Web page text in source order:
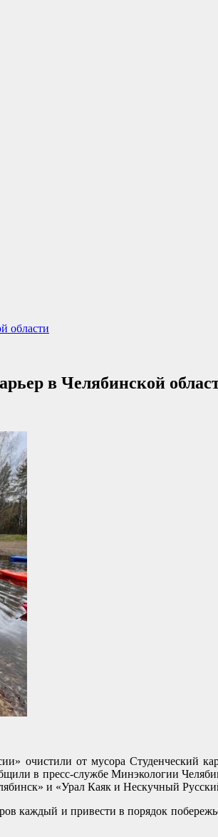
области
в Челябинской
очистили от мусора Студенческий
в пресс-службе Минэкологии
и «Урал Каяк и Нескучный
каждый и привести в порядок